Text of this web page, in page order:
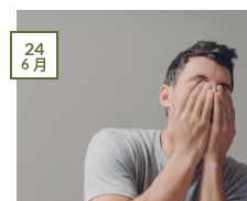
24
6 月